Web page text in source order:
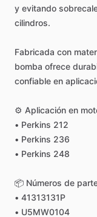
y evitando
cilindros.
Fabricada con
bomba ofrece
confiable en
⚙️ Aplicación en
• Perkins 212
• Perkins 236
• Perkins 248
📦 Números de
• 41313131P
• U5MW0104